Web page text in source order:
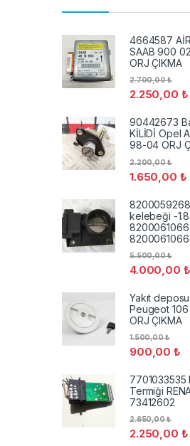
4664587
SAAB 900
ORJ ÇIKMA
2.250,00 ₺
2.700,00₺
90442673
KİLİDİ Opel
98-04 ORJ
1.650,00 ₺
2.200,00₺
kelebeği -
8200061066
4.000,00 ₺
5.500,00₺
Yakıt
Peugeot
ORJ ÇIKMA
900,00₺
1.500,00₺
7701033535
Termiği
73412602
2.250,00 ₺
2.650,00₺